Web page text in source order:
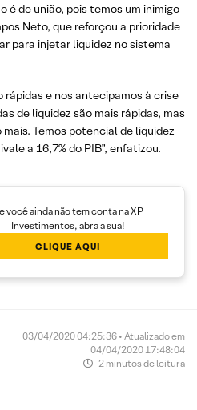
é de união, pois temos um inimigo
Neto, que reforçou a prioridade
para injetar liquidez no sistema
rápidas e nos antecipamos à crise
de liquidez são mais rápidas, mas
Temos potencial de liquidez
a 16,7% do PIB”, enfatizou.
você ainda não tem conta na XP
Investimentos, abra a sua!
CLIQUE AQUI
03/04/2020 04:25:36 • Atualizado em
04/04/2020 17:48:04
2 minutos de leitura